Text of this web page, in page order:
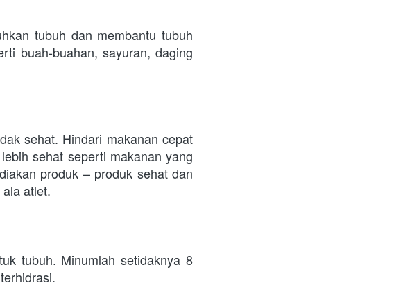
tubuh dan membantu tubuh
buah-buahan, sayuran, daging
sehat. Hindari makanan cepat
sehat seperti makanan yang
produk – produk sehat dan
atlet.
tubuh. Minumlah setidaknya 8